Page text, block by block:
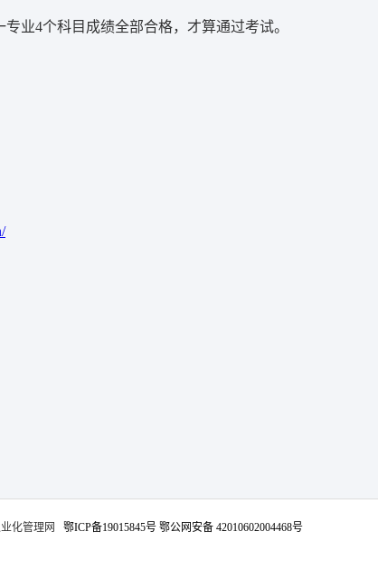
业4个科目成绩全部合格，才算通过考试。
化管理网 鄂ICP备19015845号 鄂公网安备 42010602004468号